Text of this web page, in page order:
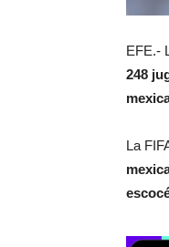
EFE.-
248
La